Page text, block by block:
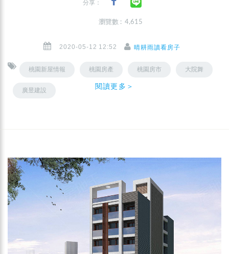
分享：
瀏覽數 : 4,615
2020-05-12 12:52 晴耕雨讀看房子
桃園新屋情報 桃園房產 桃園房市 大院舞
廣昱建設 閱讀更多＞